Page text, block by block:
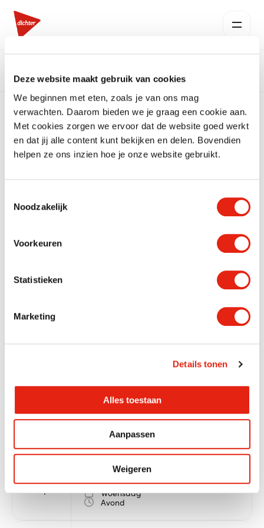
Deze website maakt gebruik van cookies
We beginnen met eten, zoals je van ons mag
verwachten. Daarom bieden we je graag een cookie aan.
Met cookies zorgen we ervoor dat de website goed werkt
en dat jij alle content kunt bekijken en delen. Bovendien
helpen ze ons inzien hoe je onze website gebruikt.
Noodzakelijk
Voorkeuren
Statistieken
Marketing
Details tonen
Alles toestaan
Aanpassen
Weigeren
2
Woensdag
Avond